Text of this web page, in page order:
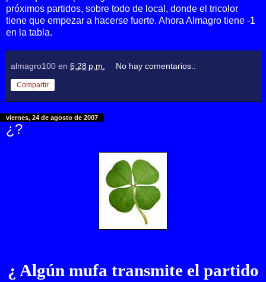
próximos partidos, sobre todo de local, donde el tricolor
tiene que empezar a hacerse fuerte. Ahora Almagro tiene -1
en la tabla.
almagro100 en 6:28 p.m. No hay comentarios.:
Compartir
viernes, 24 de agosto de 2007
¿?
¿ Algún mufa transmite el partido